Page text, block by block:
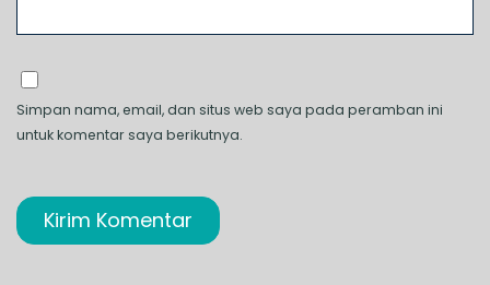
Simpan nama, email, dan situs web saya pada peramban ini
untuk komentar saya berikutnya.